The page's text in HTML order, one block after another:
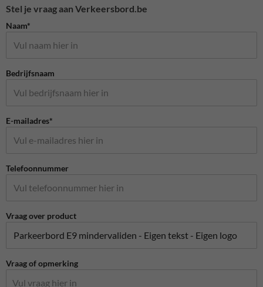
Stel je vraag aan Verkeersbord.be
Naam*
Bedrijfsnaam
E-mailadres*
Telefoonnummer
Vraag over product
Vraag of opmerking